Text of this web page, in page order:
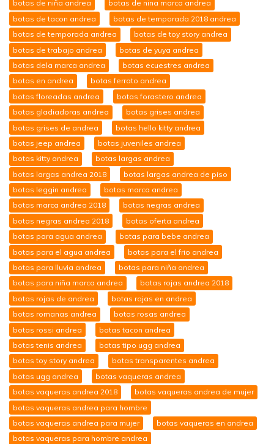
botas de niña andrea
botas de nina marca andrea
botas de tacon andrea
botas de temporada 2018 andrea
botas de temporada andrea
botas de toy story andrea
botas de trabajo andrea
botas de yuya andrea
botas dela marca andrea
botas ecuestres andrea
botas en andrea
botas ferrato andrea
botas floreadas andrea
botas forastero andrea
botas gladiadoras andrea
botas grises andrea
botas grises de andrea
botas hello kitty andrea
botas jeep andrea
botas juveniles andrea
botas kitty andrea
botas largas andrea
botas largas andrea 2018
botas largas andrea de piso
botas leggin andrea
botas marca andrea
botas marca andrea 2018
botas negras andrea
botas negras andrea 2018
botas oferta andrea
botas para agua andrea
botas para bebe andrea
botas para el agua andrea
botas para el frio andrea
botas para lluvia andrea
botas para niña andrea
botas para niña marca andrea
botas rojas andrea 2018
botas rojas de andrea
botas rojas en andrea
botas romanas andrea
botas rosas andrea
botas rossi andrea
botas tacon andrea
botas tenis andrea
botas tipo ugg andrea
botas toy story andrea
botas transparentes andrea
botas ugg andrea
botas vaqueras andrea
botas vaqueras andrea 2018
botas vaqueras andrea de mujer
botas vaqueras andrea para hombre
botas vaqueras andrea para mujer
botas vaqueras en andrea
botas vaqueras para hombre andrea